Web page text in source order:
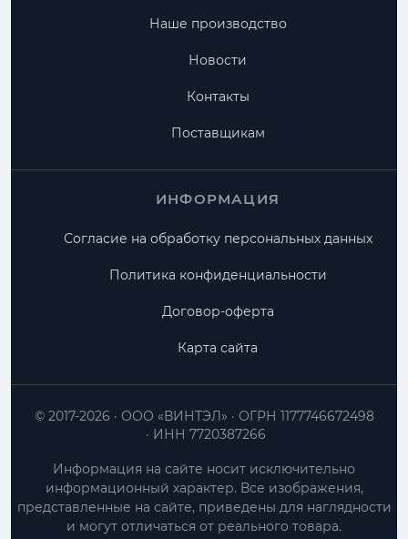
Наше производство
Новости
Контакты
Поставщикам
ИНФОРМАЦИЯ
Согласие на обработку персональных данных
Политика конфиденциальности
Договор-оферта
Карта сайта
ООО «ВИНТЭЛ»
ОГРН 1177746672498
ИНН 7720387266
© 2017-2026
Информация на сайте носит исключительно
информационный характер. Все изображения,
представленные на сайте, приведены для наглядности
и могут отличаться от реального товара.